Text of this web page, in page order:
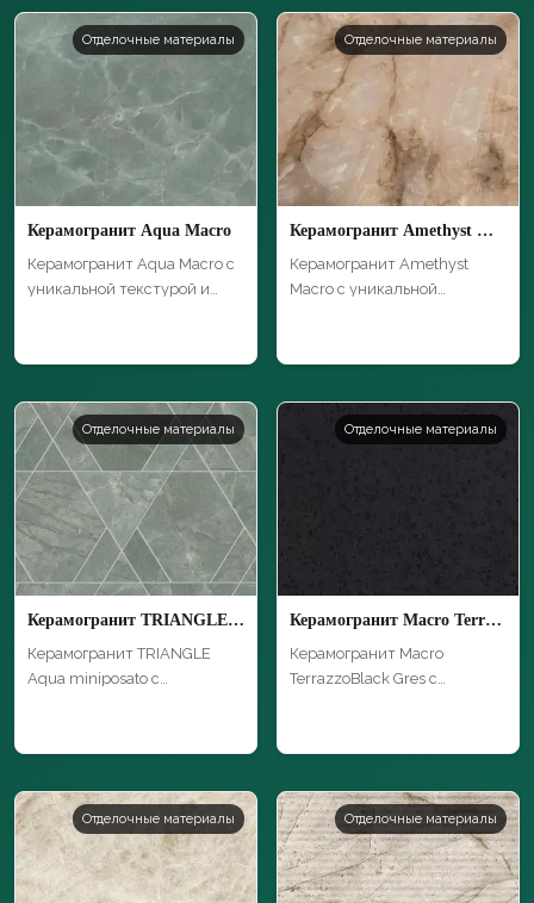
Отделочные материалы
Керамогранит Aqua Macro
Керамогранит Aqua Macro с
уникальной текстурой и
Отделочные материалы
Керамогранит Amethyst Macro
Керамогранит Amethyst
Macro с уникальной
Отделочные материалы
Керамогранит TRIANGLE Aqua miniposato
Керамогранит TRIANGLE
Aqua miniposato с
Отделочные материалы
Керамогранит Macro TerrazzoBlack Gres
Керамогранит Macro
TerrazzoBlack Gres с
Отделочные материалы Отделочные материалы